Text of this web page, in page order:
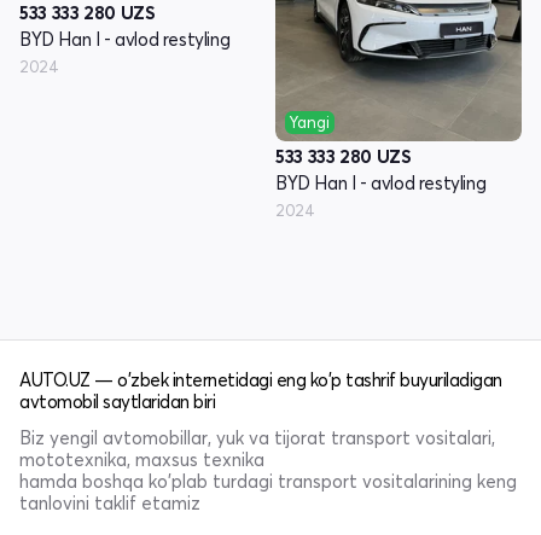
533 333 280 UZS
BYD Han I - avlod restyling
2024
Yangi
533 333 280 UZS
BYD Han I - avlod restyling
2024
AUTO.UZ — o'zbek internetidagi eng ko'p tashrif buyuriladigan
avtomobil saytlaridan biri
Biz yengil avtomobillar, yuk va tijorat transport vositalari,
mototexnika, maxsus texnika
hamda boshqa ko'plab turdagi transport vositalarining keng
tanlovini taklif etamiz